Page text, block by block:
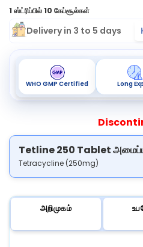
1 ஸ்ட்ரிப்பில் 10 கேப்சூல்கள்
Delivery in 3 to 5 days
WHO GMP Certified Long
Tetline 250 Tablet
Tetracycline (250mg)
அறிமுகம்